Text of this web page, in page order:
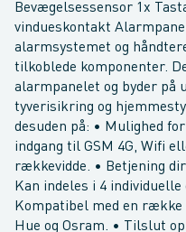
Bevægelsessensor 1x
vindueskontakt
alarmsystemet og
tilkoblede komponenter.
alarmpanelet og byder på
tyverisikring og
desuden på: • Mulighed
indgang til GSM 4G, Wifi
rækkevidde. • Betjening
Kan indeles i 4
Kompatibel med en
Hue og Osram. • Tilslut